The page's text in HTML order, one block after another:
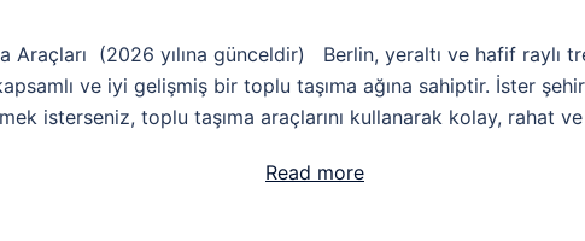
Araçları (2026 yılına günceldir) Berlin, yeraltı ve hafif raylı
ve iyi gelişmiş bir toplu taşıma ağına sahiptir. İster
isterseniz, toplu taşıma araçlarını kullanarak kolay, rahat
Read more